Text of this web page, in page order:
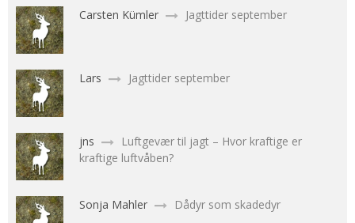
Carsten Kümler Jagttider september
Lars Jagttider september
jns
Luftgevær til jagt – Hvor kraftige er
kraftige luftvåben?
Sonja Mahler Dådyr som skadedyr